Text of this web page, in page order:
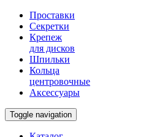
Проставки
Секретки
Крепеж
для дисков
Шпильки
Кольца
центровочные
Аксессуары
Toggle navigation